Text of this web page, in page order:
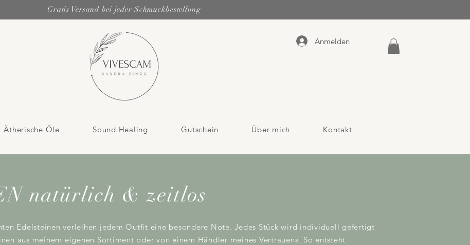
Gratis Versand bei jeder Schmuckbestellung
Anmelden
Ätherische Öle Sound Healing Gutschein Über mich Kontakt
natürlich & zeitlos
Edelsteinen verleihen jedem Outfit eine besondere Note. Jedes Stück wird individuell gefertigt
aus meinem eigenen Sortiment oder von einem Händler meines Vertrauens. So entsteht